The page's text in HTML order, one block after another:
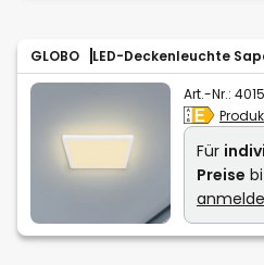
GLOBO LED-Deckenleuchte
Art.-Nr.:
Für
Preise